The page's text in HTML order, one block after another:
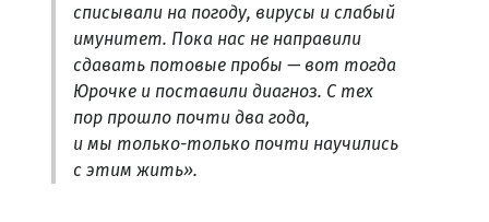
списывали на погоду, вирусы и слабый
имунитет. Пока нас не направили
сдавать потовые пробы — вот тогда
Юрочке и поставили диагноз. С тех
пор прошло почти два года,
и мы только-только почти научились
с этим жить».